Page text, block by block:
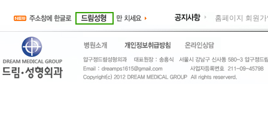
홈페이지 회원